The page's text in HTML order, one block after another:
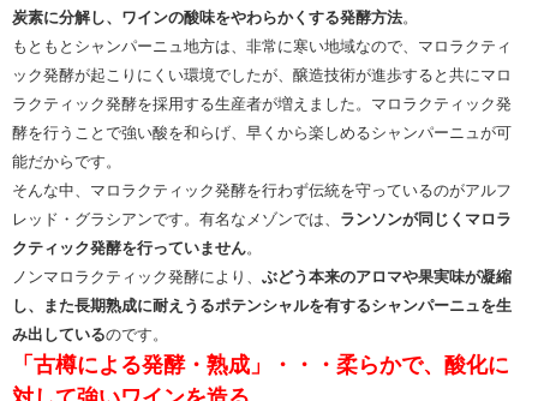
炭素に分解し、ワインの酸味をやわらかくする発酵方法。
もともとシャンパーニュ地方は、非常に寒い地域なので、マロラクティ
ック発酵が起こりにくい環境でしたが、醸造技術が進歩すると共にマロ
ラクティック発酵を採用する生産者が増えました。マロラクティック発
酵を行うことで強い酸を和らげ、早くから楽しめるシャンパーニュが可
能だからです。
そんな中、マロラクティック発酵を行わず伝統を守っているのがアルフ
レッド・グラシアンです。有名なメゾンでは、 ランソンが同じくマロラ
クティック発酵を行っていません。
ノンマロラクティック発酵により、 ぶどう本来のアロマや果実味が凝縮
し、また長期熟成に耐えうるポテンシャルを有するシャンパーニュを生
み出しているのです。
「古樽による発酵・熟成」・・・柔らかで、酸化に